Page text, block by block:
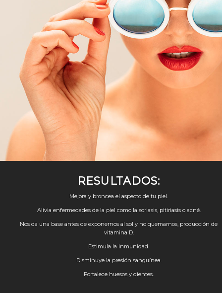
RESULTADOS:
Mejora y broncea el aspecto de tu piel.
Alivia enfermedades de la piel como la soriasis, pitiriasis o acné.
Nos da una base antes de exponernos al sol y no quemarnos, producción de
vitamina D.
Estimula la inmunidad.
Disminuye la presión sanguínea.
Fortalece huesos y dientes.